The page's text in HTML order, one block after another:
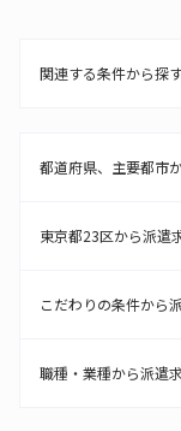
関連する条件から探
都道府県、主要都市
東京都23区から派遣
こだわりの条件から
職種・業種から派遣